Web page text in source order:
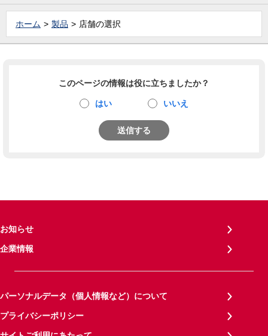
ホーム 製品 店舗の選択
このページの情報は役に立ちましたか？
はい いいえ
送信する
お知らせ
企業情報
パーソナルデータ（個人情報など）について
プライバシーポリシー